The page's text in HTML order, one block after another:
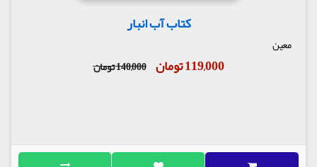
کتاب آب انبار
معین
119,000 تومان 140,000 تومان